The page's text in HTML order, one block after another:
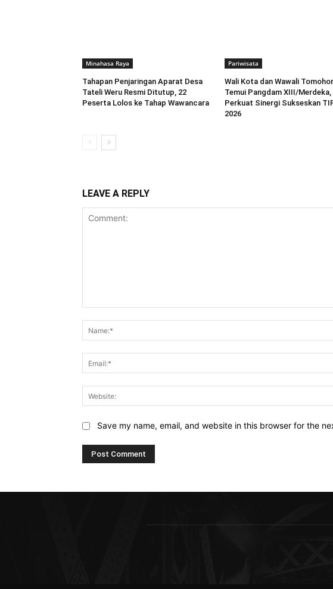
Minahasa Raya
Tahapan Penjaringan Aparat Desa
Tateli Weru Resmi Ditutup, 22
Peserta Lolos ke Tahap Wawancara
Pariwisata
Wali Kota dan Wawali
Temui Pangdam XIII/Merdeka,
Perkuat Sinergi Sukseskan
2026
LEAVE A REPLY
Save my name, email, and website in this browser for the